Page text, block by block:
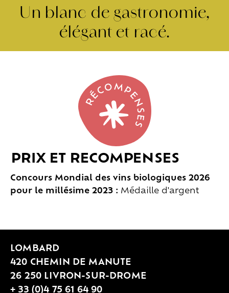
Un blanc de gastronomie,
élégant et racé.
PRIX ET RECOMPENSES
Concours Mondial des vins biologiques 2026
pour le millésime 2023 : Médaille d'argent
LOMBARD
420 CHEMIN DE MANUTE
26 250 LIVRON-SUR-DROME
+ 33 (0)4 75 61 64 90